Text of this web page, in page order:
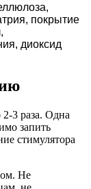
покрытие
диоксид
3 раза. Одна
запить
стимулятора
Не